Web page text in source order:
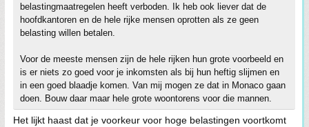
belastingmaatregelen heeft verboden. Ik heb ook liever dat de
hoofdkantoren en de hele rijke mensen oprotten als ze geen
belasting willen betalen.
Voor de meeste mensen zijn de hele rijken hun grote voorbeeld en
is er niets zo goed voor je inkomsten als bij hun heftig slijmen en
in een goed blaadje komen. Van mij mogen ze dat in Monaco gaan
doen. Bouw daar maar hele grote woontorens voor die mannen.
Het lijkt haast dat je voorkeur voor hoge belastingen voortkomt